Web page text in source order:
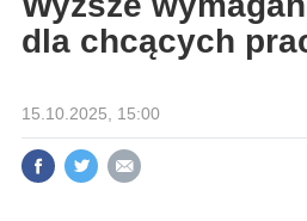
dla chcących
15.10.2025, 15:00